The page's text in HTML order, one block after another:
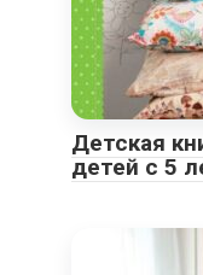
Детская
детей с 5